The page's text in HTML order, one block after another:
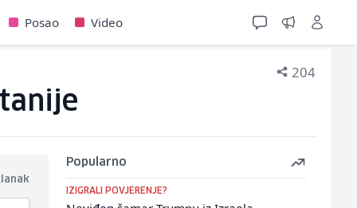
Posao Video
204
Popularno
IZIGRALI POVJERENJE?